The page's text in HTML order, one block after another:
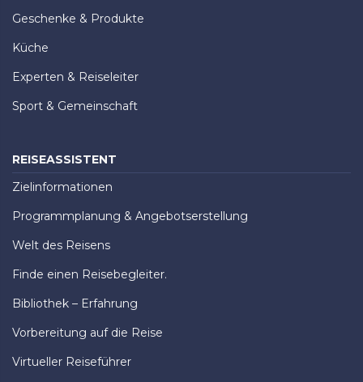
Geschenke & Produkte
Küche
Experten & Reiseleiter
Sport & Gemeinschaft
REISEASSISTENT
Zielinformationen
Programmplanung & Angebotserstellung
Welt des Reisens
Finde einen Reisebegleiter.
Bibliothek – Erfahrung
Vorbereitung auf die Reise
Virtueller Reiseführer